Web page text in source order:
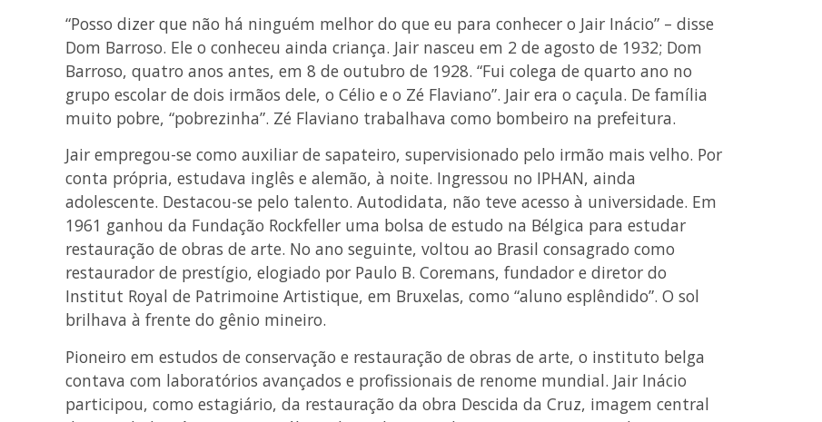
“Posso dizer que não há ninguém melhor do que eu para conhecer o Jair Inácio” – disse
Dom Barroso. Ele o conheceu ainda criança. Jair nasceu em 2 de agosto de 1932; Dom
Barroso, quatro anos antes, em 8 de outubro de 1928. “Fui colega de quarto ano no
grupo escolar de dois irmãos dele, o Célio e o Zé Flaviano”. Jair era o caçula. De família
muito pobre, “pobrezinha”. Zé Flaviano trabalhava como bombeiro na prefeitura.
Jair empregou-se como auxiliar de sapateiro, supervisionado pelo irmão mais velho. Por
conta própria, estudava inglês e alemão, à noite. Ingressou no IPHAN, ainda
adolescente. Destacou-se pelo talento. Autodidata, não teve acesso à universidade. Em
1961 ganhou da Fundação Rockfeller uma bolsa de estudo na Bélgica para estudar
restauração de obras de arte. No ano seguinte, voltou ao Brasil consagrado como
restaurador de prestígio, elogiado por Paulo B. Coremans, fundador e diretor do
Institut Royal de Patrimoine Artistique, em Bruxelas, como “aluno esplêndido”. O sol
brilhava à frente do gênio mineiro.
Pioneiro em estudos de conservação e restauração de obras de arte, o instituto belga
contava com laboratórios avançados e profissionais de renome mundial. Jair Inácio
participou, como estagiário, da restauração da obra Descida da Cruz, imagem central